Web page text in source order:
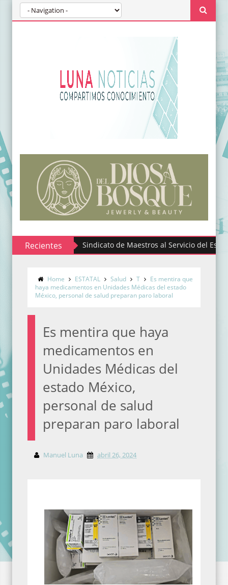
RecientesSindicato de Maestros al Servicio del Estado de
Home ESTATAL Salud T
Es mentira que
haya medicamentos en Unidades Médicas del estado
México, personal de salud preparan paro laboral
Es mentira que haya
medicamentos en
Unidades Médicas del
estado México,
personal de salud
preparan paro laboral
Manuel Luna abril 26, 2024